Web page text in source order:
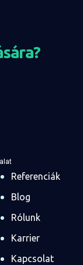
Referenciák
Blog
Rólunk
Karrier
Kapcsolat